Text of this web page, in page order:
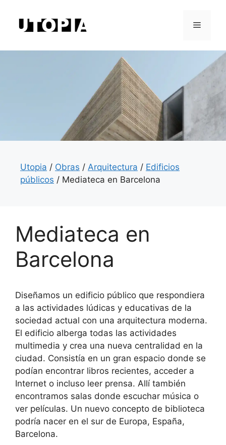
contenido
Menú
Utopia / Obras / Arquitectura / Edificios
públicos / Mediateca en Barcelona
Mediateca en
Barcelona
Diseñamos un edificio público que respondiera
a las actividades lúdicas y educativas de la
sociedad actual con una arquitectura moderna.
El edificio alberga todas las actividades
multimedia y crea una nueva centralidad en la
ciudad. Consistía en un gran espacio donde se
podían encontrar libros recientes, acceder a
Internet o incluso leer prensa. Allí también
encontramos salas donde escuchar música o
ver películas. Un nuevo concepto de biblioteca
podría nacer en el sur de Europa, España,
Barcelona.